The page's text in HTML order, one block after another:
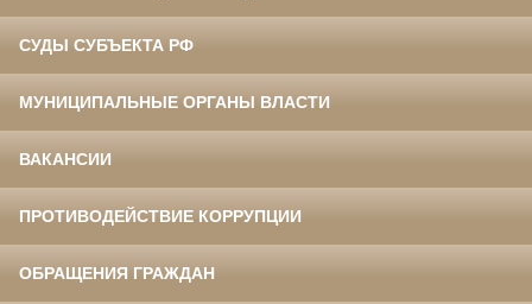
СУДЫ СУБЪЕКТА РФ
МУНИЦИПАЛЬНЫЕ ОРГАНЫ ВЛАСТИ
ВАКАНСИИ
ПРОТИВОДЕЙСТВИЕ КОРРУПЦИИ
ОБРАЩЕНИЯ ГРАЖДАН